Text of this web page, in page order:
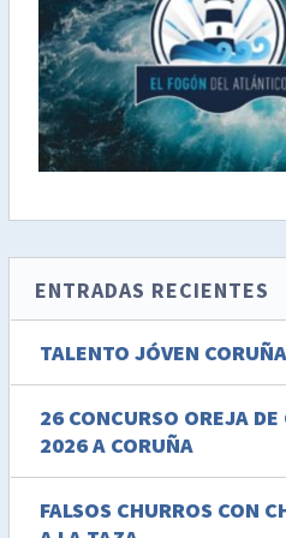
ENTRADAS RECIENTES
TALENTO JÓVEN CORUÑA
26 CONCURSO OREJA DE
2026 A CORUÑA
FALSOS CHURROS CON